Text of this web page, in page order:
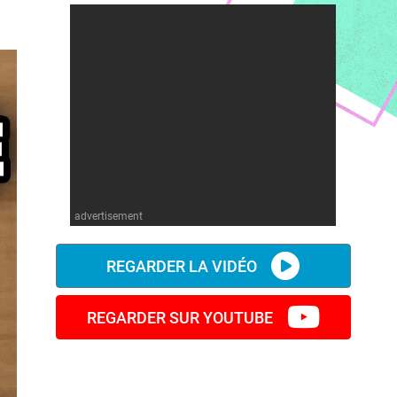
advertisement
REGARDER LA VIDÉO
REGARDER SUR YOUTUBE